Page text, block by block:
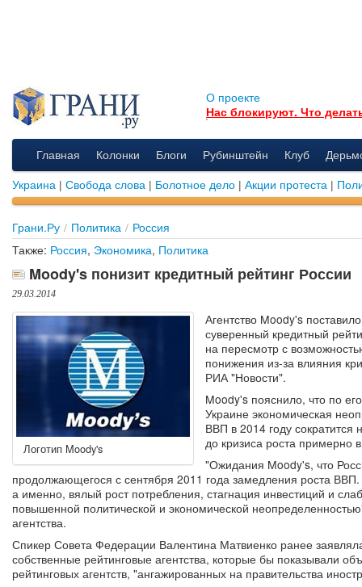
О проекте
Нас блокируют. Что
Главная Колонки Блоги Рубинштейн Клуб
Украина | Свобода слова | Болотное дело | Акции протеста |
Грани.Ру / Политика / Россия
Также: Россия, Экономика, Политика
Moody's понизит кредитный рейтинг России
29.03.2014
Логотип Moody's
Агентство Moody's поставило
суверенный кредитный
на пересмотр с
понижения из-за влияния
РИА "Новости".
Moody's пояснило, что по
Украине экономическая
ВВП в 2014 году
до кризиса роста примерно
"Ожидания Moody's, что
продолжающегося с сентября 2011 года замедления роста
а именно, вялый рост потребления, стагнация инвестиций и
повышенной политической и экономической
агентства.
Спикер Совета Федерации Валентина Матвиенко ранее
собственные рейтинговые агентства, которые бы показывали
рейтинговых агентств, "ангажированных на правительства